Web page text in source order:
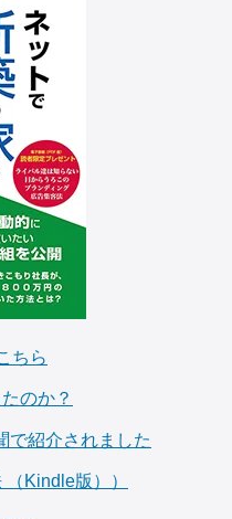
ちら
のか？
で紹介されました
Kindle版））